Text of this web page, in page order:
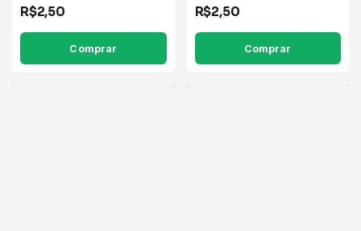
R$2,50
Comprar
R$2,50
Comprar